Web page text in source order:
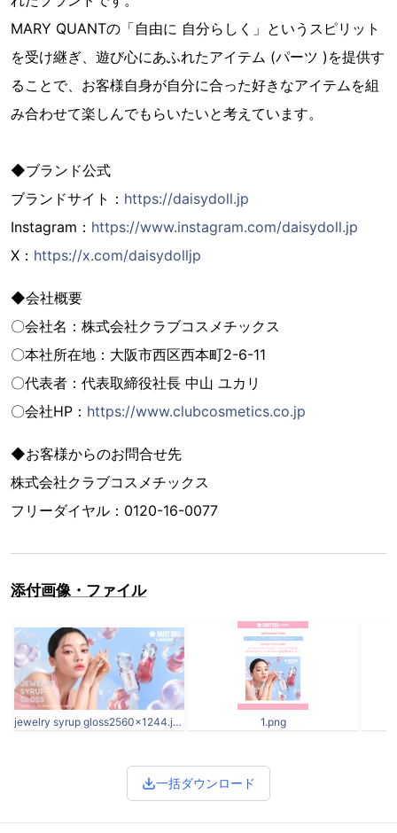
MARY QUANTの「自由に 自分らしく」というスピリット
を受け継ぎ、遊び心にあふれたアイテム (パーツ )を提供す
ることで、お客様自身が自分に合った好きなアイテムを組
み合わせて楽しんでもらいたいと考えています。
◆ブランド公式
ブランドサイト： https://daisydoll.jp
Instagram： https://www.instagram.com/daisydoll.jp
X： https://x.com/daisydolljp
◆会社概要
〇会社名：株式会社クラブコスメチックス
〇本社所在地：大阪市西区西本町2-6-11
〇代表者：代表取締役社長 中山 ユカリ
〇会社HP： https://www.clubcosmetics.co.jp
◆お客様からのお問合せ先
株式会社クラブコスメチックス
フリーダイヤル：0120-16-0077
添付画像・ファイル
jewelry syrup gloss2560×1244.jpg 1.png
一括ダウンロード